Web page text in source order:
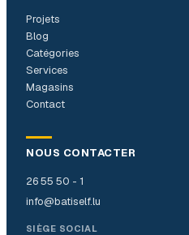
Projets
Blog
Catégories
Services
Magasins
Contact
NOUS CONTACTER
26 55 50 - 1
info@batiself.lu
SIÈGE SOCIAL